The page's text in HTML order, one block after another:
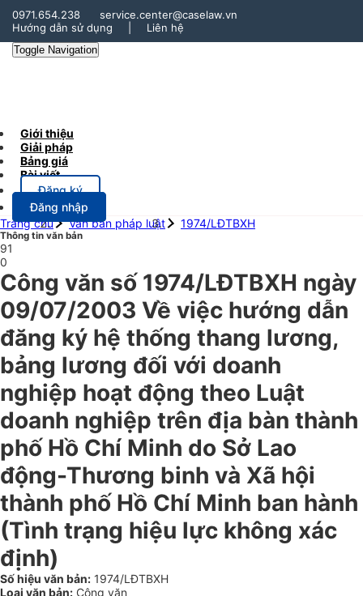
0971.654.238
service.center@caselaw.vn
Hướng dẫn sử dụng
Liên hệ
Toggle Navigation
Giới thiệu
Giải pháp
Bảng giá
Bài viết
Đăng ký
Đăng nhập
Trang chủ
Văn bản pháp luật 1974/LĐTBXH
Thông tin văn bản
91
0
Công văn số 1974/LĐTBXH ngày
09/07/2003 Về việc hướng dẫn
đăng ký hệ thống thang lương,
bảng lương đối với doanh
nghiệp hoạt động theo Luật
doanh nghiệp trên địa bàn thành
phố Hồ Chí Minh do Sở Lao
động-Thương binh và Xã hội
thành phố Hồ Chí Minh ban hành
(Tình trạng hiệu lực không xác
định)
Số hiệu văn bản: 1974/LĐTBXH
Loại văn bản: Công văn